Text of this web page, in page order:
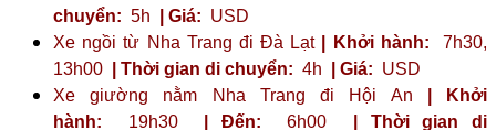
chuyển: 5h | Giá: USD
Xe ngồi từ Nha Trang đi Đà Lạt
| Khởi hành: 7h30,
13h00
| Thời gian di chuyển: 4h | Giá: USD
Xe giường nằm Nha Trang đi Hội An
| Khởi
hành: 19h30 | Đến: 6h00
| Thời gian di